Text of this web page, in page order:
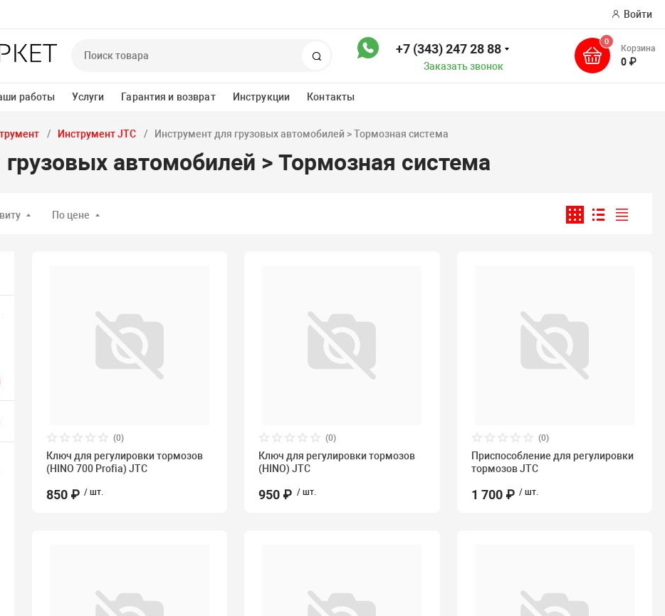
Войти
Поиск +7 (343) 247 28 88
Заказать звонок
0
Корзина
0 ₽
работы Услуги Гарантия и возврат Инструкции Контакты
Инструмент JTC Инструмент для грузовых автомобилей > Тормозная система
автомобилей > Тормозная система
По цене
(0)
Ключ для регулировки тормозов
(HINO 700 Profia) JTC
850 ₽ / шт.
(0)
Ключ для регулировки тормозов
(HINO) JTC
950 ₽ / шт.
(0)
Приспособление для регулировки
тормозов JTC
1 700 ₽ / шт.